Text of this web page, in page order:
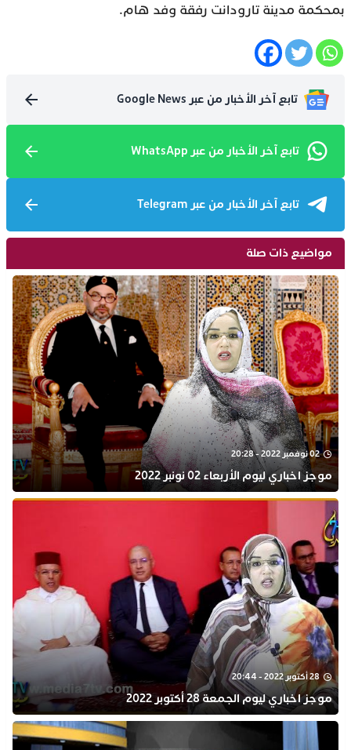
بمحكمة مدينة تارودانت رفقة وفد هام.
تابع آخر الأخبار من عبر Google News
تابع آخر الأخبار من عبر WhatsApp
تابع آخر الأخبار من عبر Telegram
مواضيع ذات صلة
02 نوفمبر 2022 - 20:28
موجز اخباري ليوم الأربعاء 02 نونبر 2022
28 أكتوبر 2022 - 20:44
موجز اخباري ليوم الجمعة 28 أكتوبر 2022